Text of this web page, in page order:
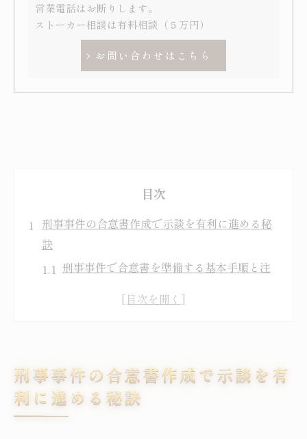
営業電話はお断りします。
ストーカー相談は有料相談（５万円）
お問い合わせはこちら
目次
刑事事件の合意書作成で示談を有利に進める秘
訣
刑事事件で合意書を準備する基本手順と注
刑事事件で無料相談を活用した合意書戦略
練馬区で刑事事件に備える合意書作成ポイント
刑事事件の合意書作成で示談を有
利に進める秘訣